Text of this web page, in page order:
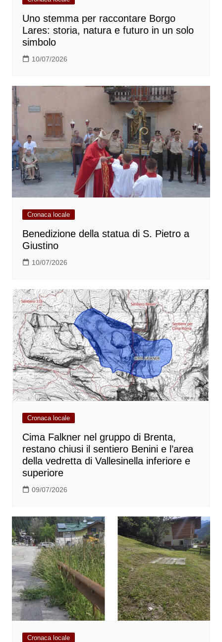
Uno stemma per raccontare Borgo
Lares: storia, natura e futuro in un solo
simbolo
10/07/2026
Cronaca locale
Benedizione della statua di S. Pietro a
Giustino
10/07/2026
Cronaca locale
Cima Falkner nel gruppo di Brenta,
restano chiusi il sentiero Benini e l’area
della vedretta di Vallesinella inferiore e
superiore
09/07/2026
Cronaca locale